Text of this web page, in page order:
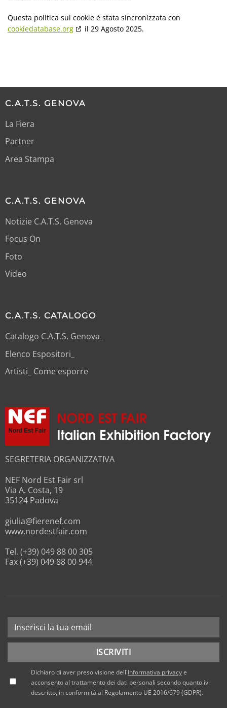
Questa politica sui cookie è stata sincronizzata con
cookiedatabase.org
il 29 Agosto 2025.
C.A.T.S. GENOVA
La Fiera
Partner
Area Stampa
C.A.T.S. GENOVA
Notizie C.A.T.S. Genova
Focus On
Foto
Video
C.A.T.S. CATALOGO
Catalogo C.A.T.S. Genova_
Elenco Espositori_
Artisti_ Come esporre
SEGRETERIA ORGANIZZATIVA
NEF Nord Est Fair srl
Via A. Costa, 19
35124 Padova
giulia@fierenef.com
www.nordestfair.com
Tel. (+39) 049 88 00 305
Fax (+39) 049 88 00 944
Dichiaro di aver preso visione dell'Informativa privacye
acconsento al trattamento dei dati personali secondo quanto ivi
descritto, in conformità al Regolamento UE 2016/679 (GDPR).